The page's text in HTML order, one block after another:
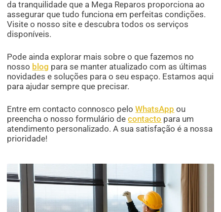
da tranquilidade que a Mega Reparos proporciona ao
assegurar que tudo funciona em perfeitas condições.
Visite o nosso site e descubra todos os serviços
disponíveis.
Pode ainda explorar mais sobre o que fazemos no
nosso blog para se manter atualizado com as últimas
novidades e soluções para o seu espaço. Estamos aqui
para ajudar sempre que precisar.
Entre em contacto connosco peloWhatsApp ou
preencha o nosso formulário decontacto para um
atendimento personalizado. A sua satisfação é a nossa
prioridade!